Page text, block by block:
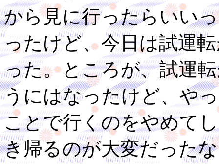
から見に行ったらいい
ったけど、今日は試運
った。ところが、試運
うにはなったけど、や
ことで行くのをやめて
き帰るのが大変だった